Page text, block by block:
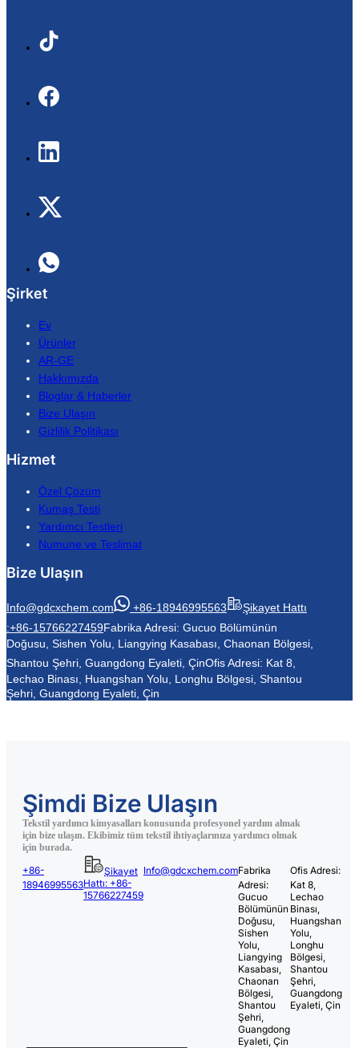
Şirket
Ev
Ürünler
AR-GE
Hakkımızda
Bloglar & Haberler
Bize Ulaşın
Gizlilik Politikası
Hizmet
Özel Çözüm
Kumaş Testi
Yardımcı Testleri
Numune ve Teslimat
Bize Ulaşın
Info@gdcxchem.com +86-18946995563
Şikayet Hattı
:+86-15766227459Fabrika Adresi: Gucuo Bölümünün
Doğusu, Sishen Yolu, Liangying Kasabası, Chaonan Bölgesi,
Shantou Şehri, Guangdong Eyaleti, ÇinOfis Adresi: Kat 8,
Lechao Binası, Huangshan Yolu, Longhu Bölgesi, Shantou
Şehri, Guangdong Eyaleti, Çin
Şimdi Bize Ulaşın
Tekstil yardımcı kimyasalları konusunda profesyonel yardım almak
için bize ulaşın. Ekibimiz tüm tekstil ihtiyaçlarınıza yardımcı olmak
için burada.
+86-
18946995563
Şikayet
Hattı: +86-
15766227459
Info@gdcxchem.comFabrika
Adresi:
Gucuo
Bölümünün
Doğusu,
Sishen
Yolu,
Liangying
Kasabası,
Chaonan
Bölgesi,
Shantou
Şehri,
Guangdong
Eyaleti, Çin
Ofis Adresi:
Kat 8,
Lechao
Binası,
Huangshan
Yolu,
Longhu
Bölgesi,
Shantou
Şehri,
Guangdong
Eyaleti, Çin